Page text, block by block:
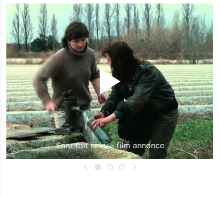
Sant toit ni loi - film annonce